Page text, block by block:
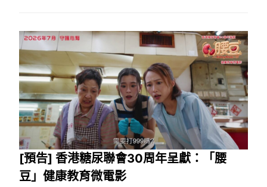
[預告] 香港糖尿聯會30周年呈獻：「腰
豆」健康教育微電影